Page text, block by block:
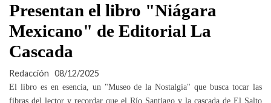
Presentan el libro "Niágara
Mexicano" de Editorial La
Cascada
Redacción 08/12/2025
El libro es en esencia, un "Museo de la Nostalgia" que busca tocar las
fibras del lector y recordar que el Río Santiago y la cascada de El Salto